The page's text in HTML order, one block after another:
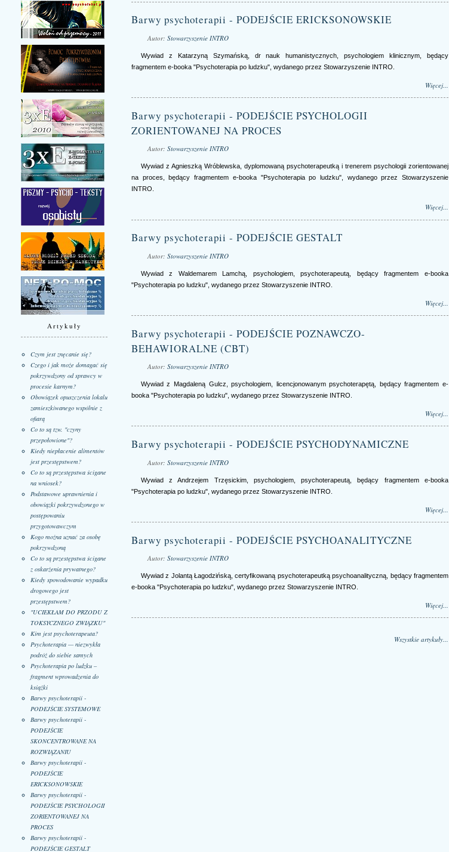
Artykuły
Czym jest znęcanie się?
Czego i jak może domagać się
pokrzywdzony od sprawcy w
procesie karnym?
Obowiązek opuszczenia lokalu
zamieszkiwanego wspólnie z
ofiarą
Co to są tzw. "czyny
przepołowione"?
Kiedy niepłacenie alimentów
jest przestępstwem?
Co to są przestępstwa ścigane
na wniosek?
Podstawowe uprawnienia i
obowiązki pokrzywdzonego w
postępowaniu
przygotowawczym
Kogo można uznać za osobę
pokrzywdzoną
Co to są przestępstwa ścigane
z oskarżenia prywatnego?
Kiedy spowodowanie wypadku
drogowego jest
przestępstwem?
"UCIEKŁAM DO PRZODU Z
TOKSYCZNEGO ZWIĄZKU"
Kim jest psychoterapeuta?
Psychoterapia — niezwykła
podróż do siebie samych
Psychoterapia po ludzku –
fragment wprowadzenia do
książki
Barwy psychoterapii -
PODEJŚCIE SYSTEMOWE
Barwy psychoterapii -
PODEJŚCIE
SKONCENTROWANE NA
ROZWIĄZANIU
Barwy psychoterapii -
PODEJŚCIE
ERICKSONOWSKIE
Barwy psychoterapii -
PODEJŚCIE PSYCHOLOGII
ZORIENTOWANEJ NA
PROCES
Barwy psychoterapii -
PODEJŚCIE GESTALT
Barwy psychoterapii - PODEJŚCIE ERICKSONOWSKIE
Autor: Stowarzyszenie INTRO
Wywiad z Katarzyną Szymańską, dr nauk humanistycznych, psychologiem klinicznym, będący
fragmentem e-booka "Psychoterapia po ludzku", wydanego przez Stowarzyszenie INTRO.
Więcej...
Barwy psychoterapii - PODEJŚCIE PSYCHOLOGII
ZORIENTOWANEJ NA PROCES
Autor: Stowarzyszenie INTRO
Wywiad z Agnieszką Wróblewska, dyplomowaną psychoterapeutką i trenerem psychologii zorientowanej
na proces, będący fragmentem e-booka "Psychoterapia po ludzku", wydanego przez Stowarzyszenie
INTRO.
Więcej...
Barwy psychoterapii - PODEJŚCIE GESTALT
Autor: Stowarzyszenie INTRO
Wywiad z Waldemarem Lamchą, psychologiem, psychoterapeutą, będący fragmentem e-booka
"Psychoterapia po ludzku", wydanego przez Stowarzyszenie INTRO.
Więcej...
Barwy psychoterapii - PODEJŚCIE POZNAWCZO-
BEHAWIORALNE (CBT)
Autor: Stowarzyszenie INTRO
Wywiad z Magdaleną Gulcz, psychologiem, licencjonowanym psychoterapętą, będący fragmentem e-
booka "Psychoterapia po ludzku", wydanego przez Stowarzyszenie INTRO.
Więcej...
Barwy psychoterapii - PODEJŚCIE PSYCHODYNAMICZNE
Autor: Stowarzyszenie INTRO
Wywiad z Andrzejem Trzęsickim, psychologiem, psychoterapeutą, będący fragmentem e-booka
"Psychoterapia po ludzku", wydanego przez Stowarzyszenie INTRO.
Więcej...
Barwy psychoterapii - PODEJŚCIE PSYCHOANALITYCZNE
Autor: Stowarzyszenie INTRO
Wywiad z Jolantą Łagodzińską, certyfikowaną psychoterapeutką psychoanalityczną, będący fragmentem
e-booka "Psychoterapia po ludzku", wydanego przez Stowarzyszenie INTRO.
Więcej...
Wszystkie artykuły...